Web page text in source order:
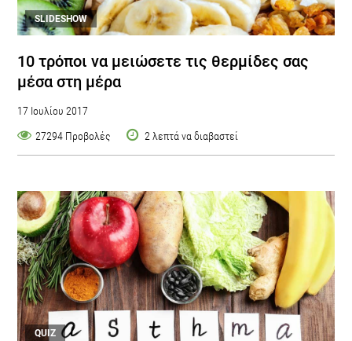
SLIDESHOW
10 τρόποι να μειώσετε τις θερμίδες σας
μέσα στη μέρα
17 Ιουλίου 2017
27294 Προβολές
2 λεπτά να διαβαστεί
QUIZ